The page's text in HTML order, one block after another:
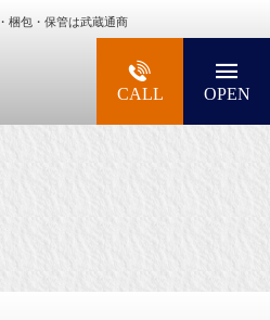
梱包・保管は武蔵通商
械・美術品・高級楽器の梱包・輸送
CALL OPEN